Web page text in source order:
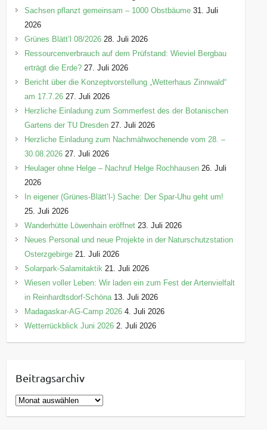
r
e
n
Sachsen pflanzt gemeinsam – 1000 Obstbäume 31. Juli
2026
Grünes Blätt’l 08/2026 28. Juli 2026
Ressourcenverbrauch auf dem Prüfstand: Wieviel Bergbau
erträgt die Erde? 27. Juli 2026
Bericht über die Konzeptvorstellung „Wetterhaus Zinnwald“
am 17.7.26 27. Juli 2026
Herzliche Einladung zum Sommerfest des der Botanischen
Gartens der TU Dresden 27. Juli 2026
Herzliche Einladung zum Nachmähwochenende vom 28. –
30.08.2026 27. Juli 2026
Heulager ohne Helge – Nachruf Helge Rochhausen 26. Juli
2026
In eigener (Grünes-Blätt’l-) Sache: Der Spar-Uhu geht um!
25. Juli 2026
Wanderhütte Löwenhain eröffnet 23. Juli 2026
Neues Personal und neue Projekte in der Naturschutzstation
Osterzgebirge 21. Juli 2026
Solarpark-Salamitaktik 21. Juli 2026
Wiesen voller Leben: Wir laden ein zum Fest der Artenvielfalt
in Reinhardtsdorf-Schöna 13. Juli 2026
Madagaskar-AG-Camp 2026 4. Juli 2026
Wetterrückblick Juni 2026 2. Juli 2026
Beitragsarchiv
B
e